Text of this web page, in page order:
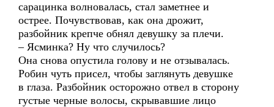
сарацинка волновалась, стал заметнее и
острее. Почувствовав, как она дрожит,
разбойник крепче обнял девушку за плечи.
– Ясминка? Ну что случилось?
Она снова опустила голову и не отзывалась.
Робин чуть присел, чтобы заглянуть девушке
в глаза. Разбойник осторожно отвел в сторону
густые черные волосы, скрывавшие лицо